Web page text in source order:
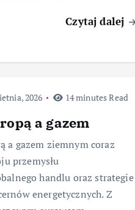
Czytaj dalej
2026 14 minutes Read
a gazem
a gazem ziemnym coraz
przemysłu
handlu oraz strategie
energetycznych. Z